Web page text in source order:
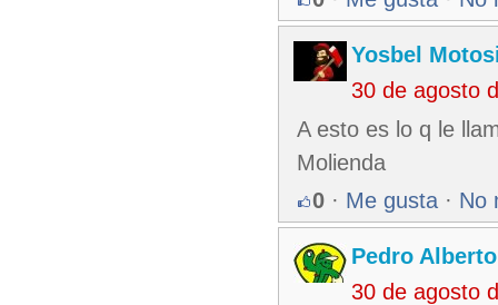
Yosbel
30 de agosto
A esto es lo q le
Molienda
0 · Me gusta · No
Pedro
30 de agosto